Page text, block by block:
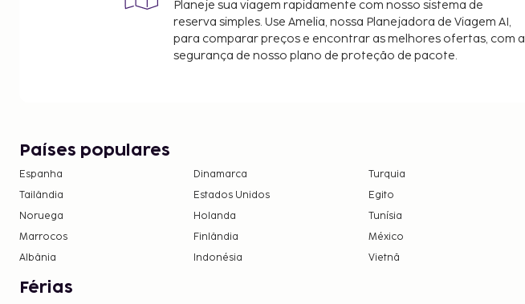
Planeje sua viagem rapidamente com nosso sistema de
reserva simples. Use Amelia, nossa Planejadora de Viagem AI,
para comparar preços e encontrar as melhores ofertas, com a
segurança de nosso plano de proteção de pacote.
Países populares
Espanha Dinamarca
Turquia
Tailândia
Estados Unidos
Egito
Noruega
Holanda
Tunísia
Marrocos
Finlândia
México
Albânia
Indonésia Vietnã
Férias